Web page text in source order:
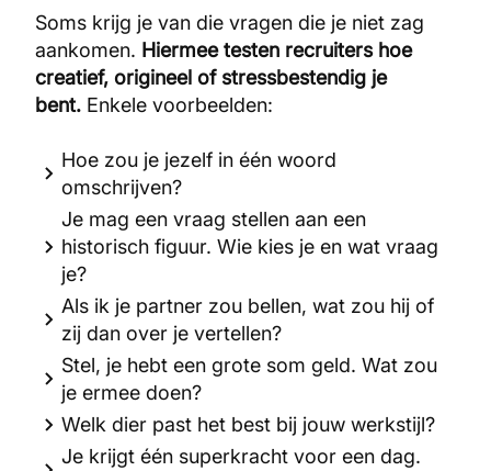
Soms krijg je van die vragen die je niet zag
aankomen. Hiermee testen recruiters hoe
creatief, origineel of stressbestendig je
bent. Enkele voorbeelden:
Hoe zou je jezelf in één woord
omschrijven?
Je mag een vraag stellen aan een
historisch figuur. Wie kies je en wat vraag
je?
Als ik je partner zou bellen, wat zou hij of
zij dan over je vertellen?
Stel, je hebt een grote som geld. Wat zou
je ermee doen?
Welk dier past het best bij jouw werkstijl?
Je krijgt één superkracht voor een dag.